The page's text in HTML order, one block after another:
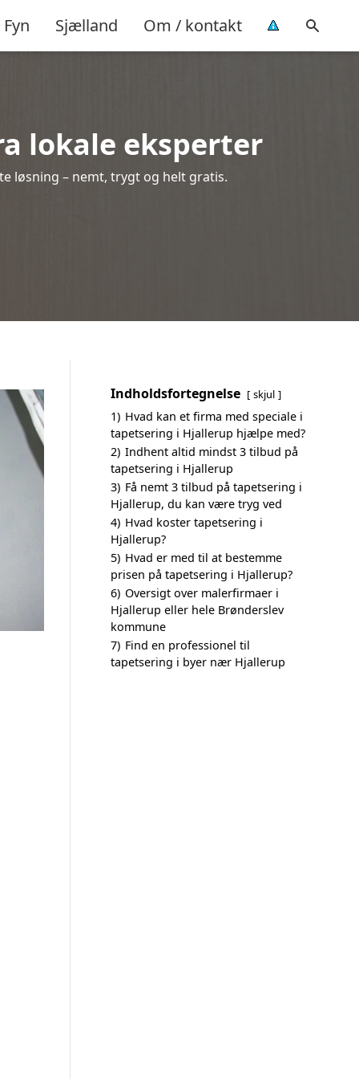
Fyn Sjælland Om / kontakt
lokale eksperter
løsning – nemt, trygt og helt gratis.
Indholdsfortegnelse skjul
1) Hvad kan et firma med speciale i
tapetsering i Hjallerup hjælpe med?
2) Indhent altid mindst 3 tilbud på
tapetsering i Hjallerup
3) Få nemt 3 tilbud på tapetsering i
Hjallerup, du kan være tryg ved
4) Hvad koster tapetsering i
Hjallerup?
5) Hvad er med til at bestemme
prisen på tapetsering i Hjallerup?
6) Oversigt over malerfirmaer i
Hjallerup eller hele Brønderslev
kommune
7) Find en professionel til
tapetsering i byer nær Hjallerup